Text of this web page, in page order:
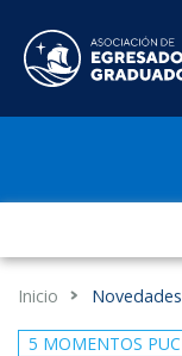
Inicio
5 MOMENTOS